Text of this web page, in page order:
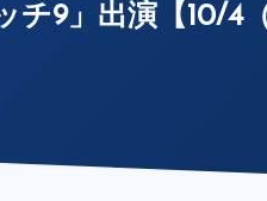
9」出演【10/4（